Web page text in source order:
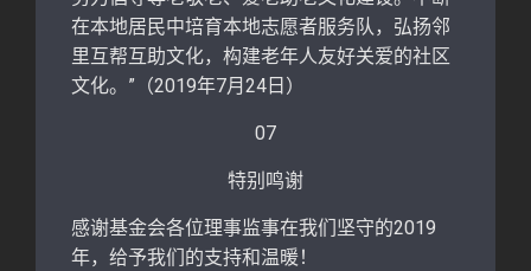
在本地居民中培育本地志愿者服务队，弘扬邻
里互帮互助文化，构建老年人友好关爱的社区
文化。”（2019年7月24日）
07
特别鸣谢
感谢基金会各位理事监事在我们坚守的2019
年，给予我们的支持和温暖！